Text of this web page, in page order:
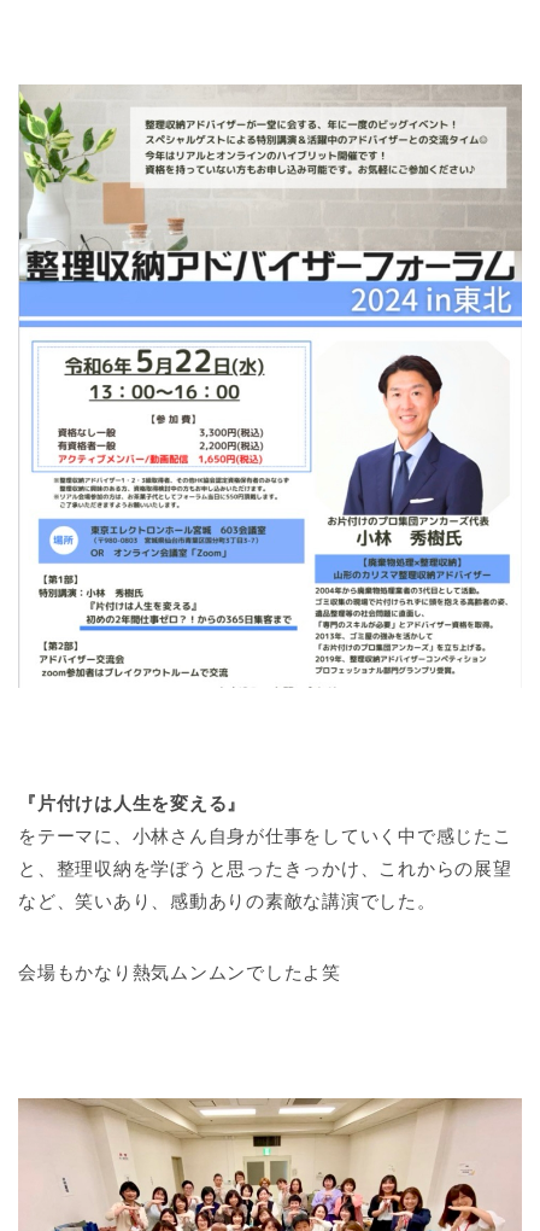
『片付けは人生を変える』
をテーマに、小林さん自身が仕事をしていく中で感じたこ
と、整理収納を学ぼうと思ったきっかけ、これからの展望
など、笑いあり、感動ありの素敵な講演でした。
会場もかなり熱気ムンムンでしたよ笑